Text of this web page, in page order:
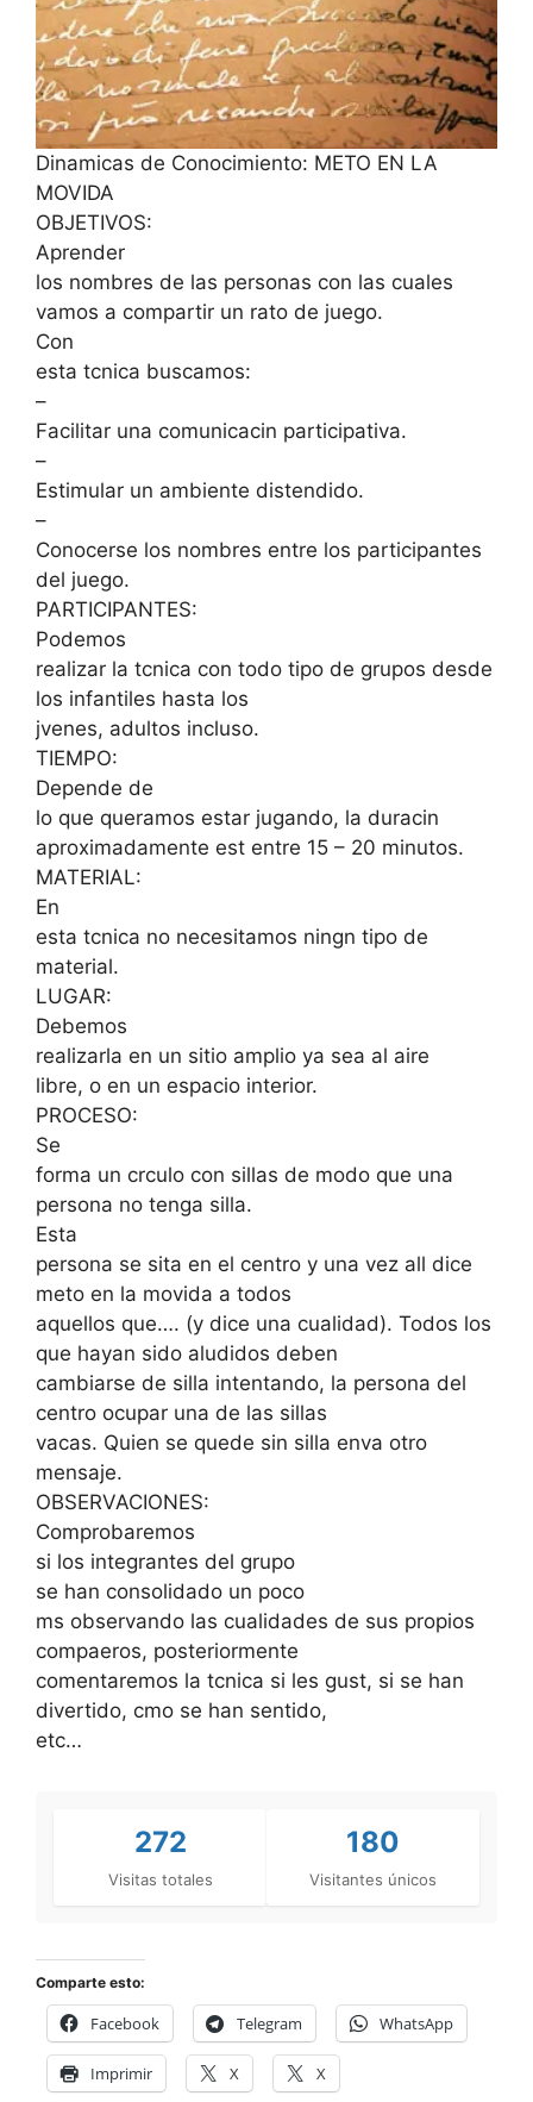
Dinamicas de Conocimiento: METO EN LA
MOVIDA
OBJETIVOS:
Aprender
los nombres de las personas con las cuales
vamos a compartir un rato de juego.
Con
esta tcnica buscamos:
–
Facilitar una comunicacin participativa.
–
Estimular un ambiente distendido.
–
Conocerse los nombres entre los participantes
del juego.
PARTICIPANTES:
Podemos
realizar la tcnica con todo tipo de grupos desde
los infantiles hasta los
jvenes, adultos incluso.
TIEMPO:
Depende de
lo que queramos estar jugando, la duracin
aproximadamente est entre 15 – 20 minutos.
MATERIAL:
En
esta tcnica no necesitamos ningn tipo de
material.
LUGAR:
Debemos
realizarla en un sitio amplio ya sea al aire
libre, o en un espacio interior.
PROCESO:
Se
forma un crculo con sillas de modo que una
persona no tenga silla.
Esta
persona se sita en el centro y una vez all dice
meto en la movida a todos
aquellos que…. (y dice una cualidad). Todos los
que hayan sido aludidos deben
cambiarse de silla intentando, la persona del
centro ocupar una de las sillas
vacas. Quien se quede sin silla enva otro
mensaje.
OBSERVACIONES:
Comprobaremos
si los integrantes del grupo
se han consolidado un poco
ms observando las cualidades de sus propios
compaeros, posteriormente
comentaremos la tcnica si les gust, si se han
divertido, cmo se han sentido,
etc…
272
Visitas totales
180
Visitantes únicos
Comparte esto:
Facebook Telegram WhatsApp
Imprimir X X